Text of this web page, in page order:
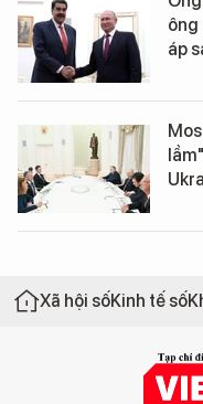
ông
áp
Xã hội sốKinh tế số